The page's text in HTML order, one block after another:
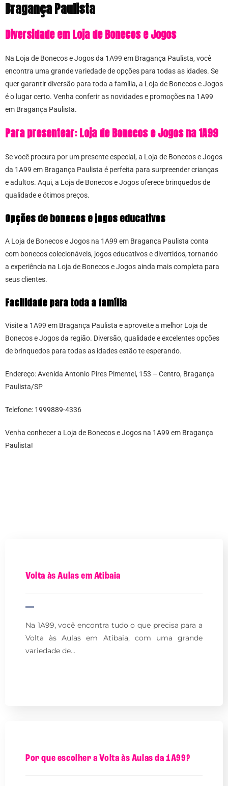
Bragança Paulista
Diversidade em Loja de Bonecos e Jogos
Na Loja de Bonecos e Jogos da 1A99 em Bragança Paulista, você
encontra uma grande variedade de opções para todas as idades. Se
quer garantir diversão para toda a família, a Loja de Bonecos e Jogos
é o lugar certo. Venha conferir as novidades e promoções na 1A99
em Bragança Paulista.
Para presentear: Loja de Bonecos e Jogos na 1A99
Se você procura por um presente especial, a Loja de Bonecos e Jogos
da 1A99 em Bragança Paulista é perfeita para surpreender crianças
e adultos. Aqui, a Loja de Bonecos e Jogos oferece brinquedos de
qualidade e ótimos preços.
Opções de bonecos e jogos educativos
A Loja de Bonecos e Jogos na 1A99 em Bragança Paulista conta
com bonecos colecionáveis, jogos educativos e divertidos, tornando
a experiência na Loja de Bonecos e Jogos ainda mais completa para
seus clientes.
Facilidade para toda a família
Visite a 1A99 em Bragança Paulista e aproveite a melhor Loja de
Bonecos e Jogos da região. Diversão, qualidade e excelentes opções
de brinquedos para todas as idades estão te esperando.
Endereço: Avenida Antonio Pires Pimentel, 153 – Centro, Bragança
Paulista/SP
Telefone: 1999889-4336
Venha conhecer a Loja de Bonecos e Jogos na 1A99 em Bragança
Paulista!
Volta às Aulas em Atibaia
Na 1A99, você encontra tudo o que precisa para a
Volta às Aulas em Atibaia, com uma grande
variedade de…
Por que escolher a Volta às Aulas da 1A99?